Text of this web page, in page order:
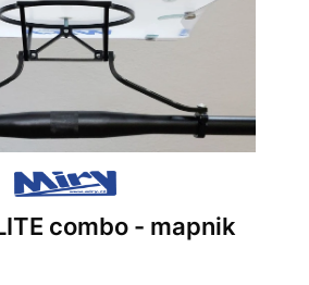
combo - mapnik